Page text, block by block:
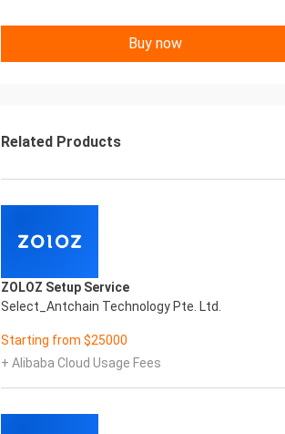
Buy now
Related Products
ZOLOZ Setup Service
Select_Antchain Technology Pte. Ltd.
Starting from $25000
+ Alibaba Cloud Usage Fees